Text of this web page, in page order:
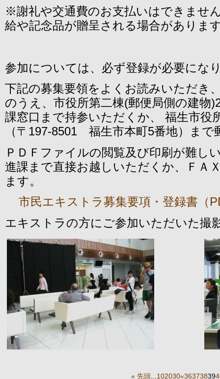
※謝礼や交通費のお支払いはできませ
給や記念品が贈呈される場合がありま
参加については、必ず登録が必要にな
下記の募集要領をよくお読みいただき
のうえ、市役所第二棟(郵便局側の建物
課窓口まで持参いただくか、 福生市役
（〒197-8501 福生市本町5番地）ま
ＰＤＦファイルの閲覧及び印刷が難し
進課まで直接お越しいただくか、ＦＡ
ます。
市民エキストラ募集要項・登録書（
エキストラの方にご参加いただいた撮
« 先頭 102030«36373839